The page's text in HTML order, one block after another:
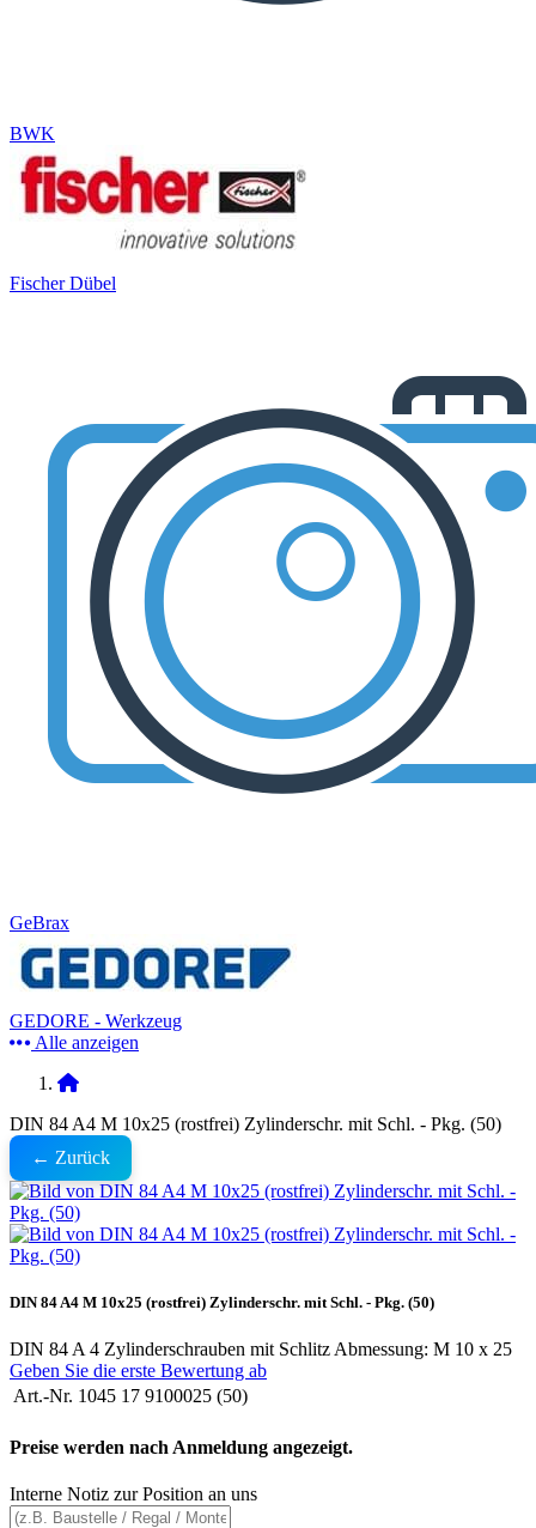
BWK
Fischer Dübel
GeBrax
GEDORE - Werkzeug
Alle anzeigen
DIN 84 A4 M 10x25 (rostfrei) Zylinderschr. mit Schl. - Pkg. (50)
← Zurück
DIN 84 A4 M 10x25 (rostfrei) Zylinderschr. mit Schl. - Pkg. (50)
DIN 84 A 4 Zylinderschrauben mit Schlitz Abmessung: M 10 x 25
Geben Sie die erste Bewertung ab
Art.-Nr. 1045 17 9100025 (50)
Preise werden nach Anmeldung angezeigt.
Interne Notiz zur Position an uns